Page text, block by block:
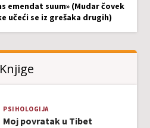
emendat suum» (Mudar čovek
učeći se iz grešaka drugih)
Knjige
PSIHOLOGIJA
Moj povratak u Tibet